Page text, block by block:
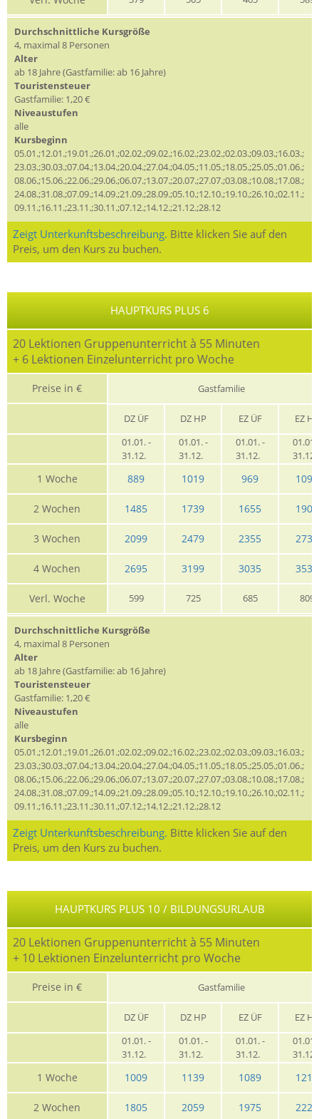
Durchschnittliche Kursgröße
4, maximal 8 Personen
Alter
ab 18 Jahre (Gastfamilie: ab 16 Jahre)
Touristensteuer
Gastfamilie: 1,20 €
Niveaustufen
alle
Kursbeginn
05.01.;12.01.;19.01.;26.01.;02.02.;09.02.;16.02.;23.02.;02.03.;09.03.;16.03.;
23.03.;30.03.;07.04.;13.04.;20.04.;27.04.;04.05.;11.05.;18.05.;25.05.;01.06.;
08.06.;15.06.;22.06.;29.06.;06.07.;13.07.;20.07.;27.07.;03.08.;10.08.;17.08.;
24.08.;31.08.;07.09.;14.09.;21.09.;28.09.;05.10.;12.10.;19.10.;26.10.;02.11.;
09.11.;16.11.;23.11.;30.11.;07.12.;14.12.;21.12.;28.12
Zeigt Unterkunftsbeschreibung. Bitte klicken Sie auf den
Preis, um den Kurs zu buchen.
HAUPTKURS PLUS 6
20 Lektionen Gruppenunterricht à 55 Minuten
+ 6 Lektionen Einzelunterricht pro Woche
Preise in € Gastfamilie
DZ ÜF DZ HP EZ ÜF
EZ HP
01.01. -
31.12.
01.01. -
31.12.
01.01. -
31.12.
01.01.
1 Woche 889 1019 969 1099
2 Wochen 1485 1739 1655 1909
3 Wochen 2099 2479 2355 2735
4 Wochen 2695 3199 3035 3539
Verl. Woche 599 725 685 809
Durchschnittliche Kursgröße
4, maximal 8 Personen
Alter
ab 18 Jahre (Gastfamilie: ab 16 Jahre)
Touristensteuer
Gastfamilie: 1,20 €
Niveaustufen
alle
Kursbeginn
05.01.;12.01.;19.01.;26.01.;02.02.;09.02.;16.02.;23.02.;02.03.;09.03.;16.03.;
23.03.;30.03.;07.04.;13.04.;20.04.;27.04.;04.05.;11.05.;18.05.;25.05.;01.06.;
08.06.;15.06.;22.06.;29.06.;06.07.;13.07.;20.07.;27.07.;03.08.;10.08.;17.08.;
24.08.;31.08.;07.09.;14.09.;21.09.;28.09.;05.10.;12.10.;19.10.;26.10.;02.11.;
09.11.;16.11.;23.11.;30.11.;07.12.;14.12.;21.12.;28.12
Zeigt Unterkunftsbeschreibung. Bitte klicken Sie auf den
Preis, um den Kurs zu buchen.
HAUPTKURS PLUS 10 / BILDUNGSURLAUB
20 Lektionen Gruppenunterricht à 55 Minuten
+ 10 Lektionen Einzelunterricht pro Woche
Preise in € Gastfamilie
DZ ÜF DZ HP EZ ÜF
EZ HP
01.01. -
31.12.
01.01. -
31.12.
01.01. -
31.12.
01.01.
1 Woche 1009 1139 1089 1219
2 Wochen 1805 2059 1975 2229